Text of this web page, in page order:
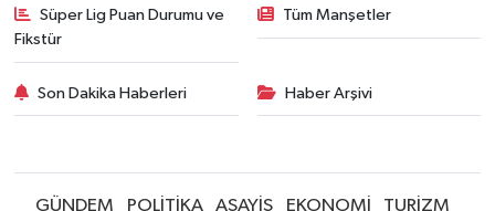
Süper Lig Puan Durumu ve
Fikstür
Tüm Manşetler
Son Dakika Haberleri Haber Arşivi
GÜNDEM POLİTİKA ASAYİŞ EKONOMİ TURİZM